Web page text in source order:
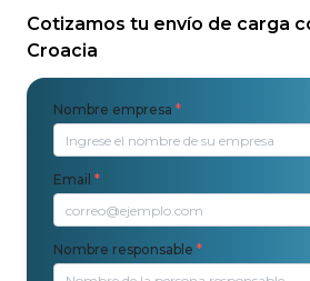
Cotizamos tu envío de carga
Croacia
Nombre empresa *
Email *
Nombre responsable *